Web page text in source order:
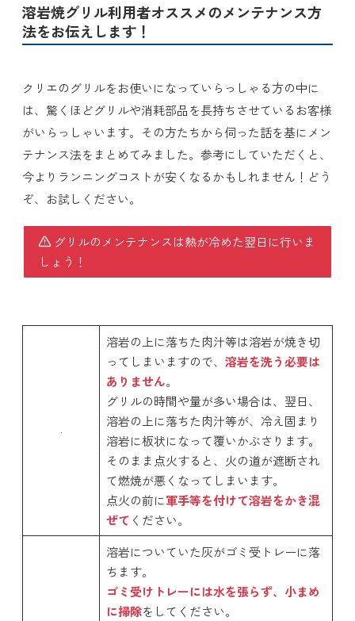
溶岩焼グリル利用者オススメのメンテナンス方
法をお伝えします！
クリエのグリルをお使いになっていらっしゃる方の中に
は、驚くほどグリルや消耗部品を長持ちさせているお客様
がいらっしゃいます。その方たちから伺った話を基にメン
テナンス法をまとめてみました。参考にしていただくと、
今よりランニングコストが安くなるかもしれません！どう
ぞ、お試しください。
グリルのメンテナンスは熱が冷めた翌日に行いま
しょう！
溶岩の上に落ちた肉汁等は溶岩が焼き切
ってしまいますので、 溶岩を洗う必要は
ありません。
グリルの時間や量が多い場合は、翌日、
溶岩の上に落ちた肉汁等が、冷え固まり
溶岩に板状になって覆いかぶさります。
そのまま点火すると、火の道が遮断され
て燃焼が悪くなってしまいます。
点火の前に軍手等を付けて溶岩をかき混
ぜて ください。
溶岩についていた灰がゴミ受トレーに落
ちます。
ゴミ受けトレーには水を張らず、小まめ
に掃除をしてください。